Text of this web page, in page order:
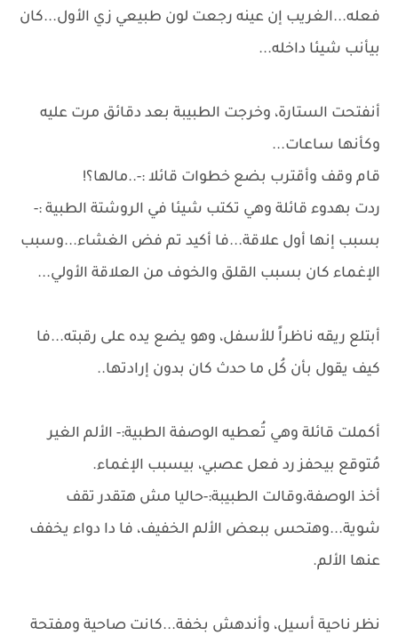
فعله...الغريب إن عينه رجعت لون طبيعي زي الأول...كان
بيأنب شيئا داخله...
أنفتحت الستارة، وخرجت الطبيبة بعد دقائق مرت عليه
وكأنها ساعات...
قام وقف وأقترب بضع خطوات قائلا :-..مالها؟!
ردت بهدوء قائلة وهي تكتب شيئا في الروشتة الطبية :-
بسبب إنها أول علاقة...فا أكيد تم فض الغشاء...وسبب
الإغماء كان بسبب القلق والخوف من العلاقة الأولي...
أبتلع ريقه ناظراً للأسفل، وهو يضع يده على رقبته...فا
كيف يقول بأن كُل ما حدث كان بدون إرادتها..
أكملت قائلة وهي تُعطيه الوصفة الطبية:- الألم الغير
مُتوقع بيحفز رد فعل عصبي، بيسبب الإغماء.
أخذ الوصفة،وقالت الطبيبة:-حاليا مش هتقدر تقف
شوية...وهتحس ببعض الألم الخفيف، فا دا دواء يخفف
عنها الألم.
نظر ناحية أسيل، وأندهش بخفة...كانت صاحية ومفتحة